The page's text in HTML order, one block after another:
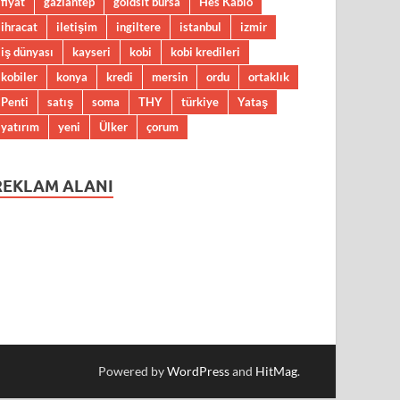
ihracat
iletişim ingiltere istanbul
izmir
iş dünyası
kayseri kobi
kobi kredileri
kobiler
konya kredi mersin ordu
ortaklık
Penti
satış soma THY türkiye
Yataş
yatırım
yeni Ülker çorum
ALANI
Powered byWordPressand HitMag.